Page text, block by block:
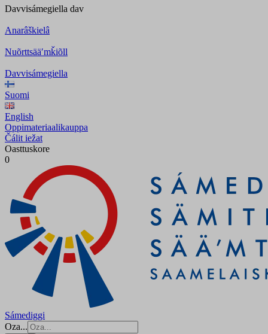
Davvisámegiella dav
Anarâškielâ
Nuõrttsääʹmǩiõll
Davvisámegiella
Suomi
English
Oppimateriaalikauppa
Čálit iežat
Oasttuskore
0
Sámediggi
Oza...